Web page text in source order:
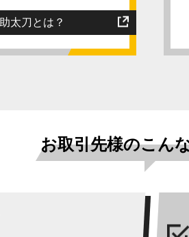
助太刀とは？
お取引先様のこん